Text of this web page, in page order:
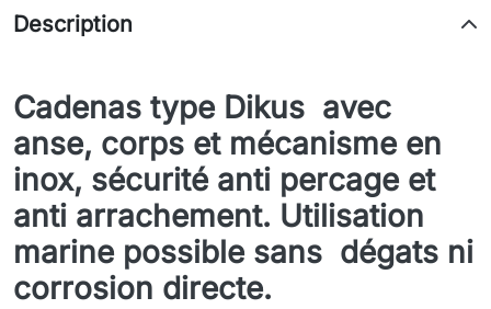
Description
Cadenas type Dikus avec
anse, corps et mécanisme en
inox, sécurité anti percage et
anti arrachement. Utilisation
marine possible sans dégats ni
corrosion directe.